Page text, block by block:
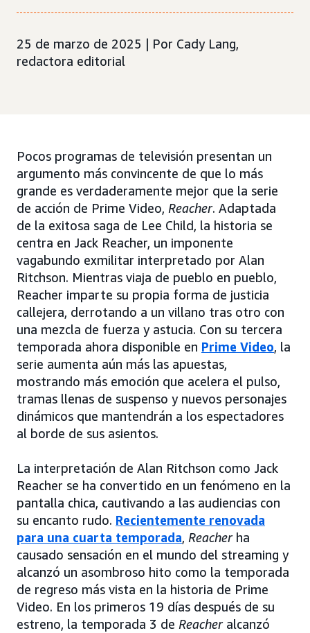
25 de marzo de 2025 | Por Cady Lang,
redactora editorial
Pocos programas de televisión presentan un
argumento más convincente de que lo más
grande es verdaderamente mejor que la serie
de acción de Prime Video, Reacher. Adaptada
de la exitosa saga de Lee Child, la historia se
centra en Jack Reacher, un imponente
vagabundo exmilitar interpretado por Alan
Ritchson. Mientras viaja de pueblo en pueblo,
Reacher imparte su propia forma de justicia
callejera, derrotando a un villano tras otro con
una mezcla de fuerza y astucia. Con su tercera
temporada ahora disponible en Prime Video, la
serie aumenta aún más las apuestas,
mostrando más emoción que acelera el pulso,
tramas llenas de suspenso y nuevos personajes
dinámicos que mantendrán a los espectadores
al borde de sus asientos.
La interpretación de Alan Ritchson como Jack
Reacher se ha convertido en un fenómeno en la
pantalla chica, cautivando a las audiencias con
su encanto rudo. Recientemente renovada
para una cuarta temporada, Reacher ha
causado sensación en el mundo del streaming y
alcanzó un asombroso hito como la temporada
de regreso más vista en la historia de Prime
Video. En los primeros 19 días después de su
estreno, la temporada 3 de Reacher alcanzó